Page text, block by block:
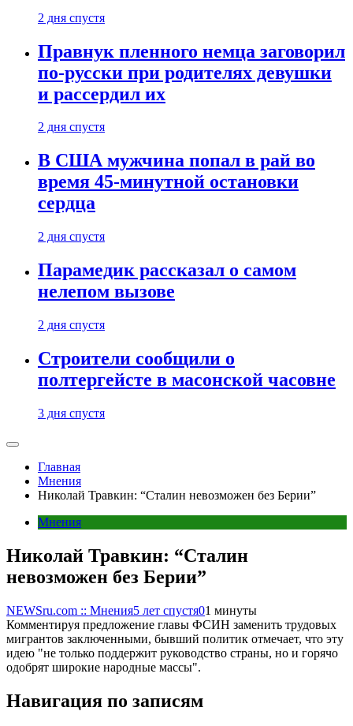
2 дня спустя
Правнук пленного немца заговорил
по-русски при родителях девушки
и рассердил их
2 дня спустя
В США мужчина попал в рай во
время 45-минутной остановки
сердца
2 дня спустя
Парамедик рассказал о самом
нелепом вызове
2 дня спустя
Строители сообщили о
полтергейсте в масонской часовне
3 дня спустя
Главная
Мнения
Николай Травкин: “Сталин невозможен без Берии”
Мнения
Николай Травкин: “Сталин
невозможен без Берии”
NEWSru.com :: Мнения5 лет спустя01 минуты
Комментируя предложение главы ФСИН заменить трудовых
мигрантов заключенными, бывший политик отмечает, что эту
идею "не только поддержит руководство страны, но и горячо
одобрят широкие народные массы".
Навигация по записям